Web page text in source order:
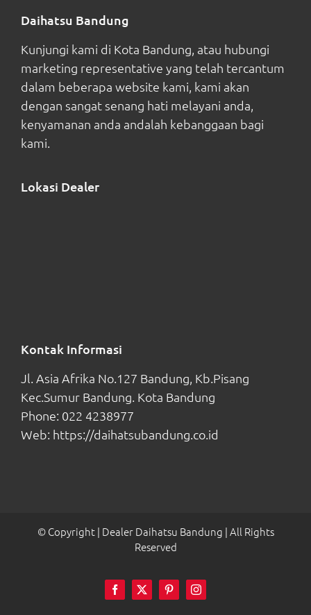
Daihatsu Bandung
Kunjungi kami di Kota Bandung, atau hubungi
marketing representative yang telah tercantum
dalam beberapa website kami, kami akan
dengan sangat senang hati melayani anda,
kenyamanan anda andalah kebanggaan bagi
kami.
Lokasi Dealer
Kontak Informasi
Jl. Asia Afrika No.127 Bandung, Kb.Pisang
Kec.Sumur Bandung. Kota Bandung
Phone: 022 4238977
Web: https://daihatsubandung.co.id
© Copyright| Dealer Daihatsu Bandung | All Rights
Reserved
FacebookTwitterPinterestInstagram